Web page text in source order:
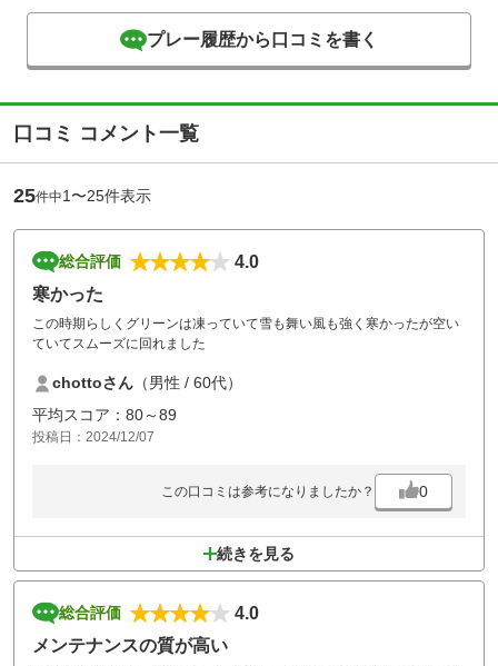
プレー履歴から口コミを書く
口コミ コメント一覧
25件中1〜25件表示
総合評価
4.0
寒かった
この時期らしくグリーンは凍っていて雪も舞い風も強く寒かったが空い
ていてスムーズに回れました
chottoさん （男性 / 60代）
平均スコア：80～89
投稿日：2024/12/07
この口コミは参考になりましたか？ 0
続きを見る
総合評価
4.0
メンテナンスの質が高い